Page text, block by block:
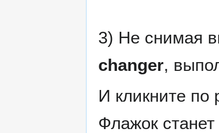
3) Не снимая
changer,
И кликните
Флажок